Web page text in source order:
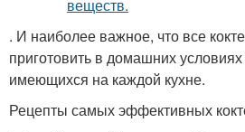
. И наиболее важное, что все
приготовить в домашних условиях
имеющихся на каждой кухне.
Рецепты самых эффективных